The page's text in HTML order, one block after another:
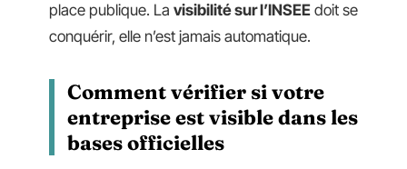
place publique. La visibilité sur l’INSEE doit se
conquérir, elle n’est jamais automatique.
Comment vérifier si votre
entreprise est visible dans les
bases officielles